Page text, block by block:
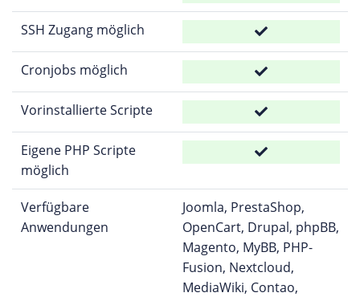
SSH Zugang möglich
Cronjobs möglich
Vorinstallierte Scripte
Eigene PHP Scripte
möglich
Verfügbare
Anwendungen
Joomla, PrestaShop,
OpenCart, Drupal, phpBB,
Magento, MyBB, PHP-
Fusion, Nextcloud,
MediaWiki, Contao,